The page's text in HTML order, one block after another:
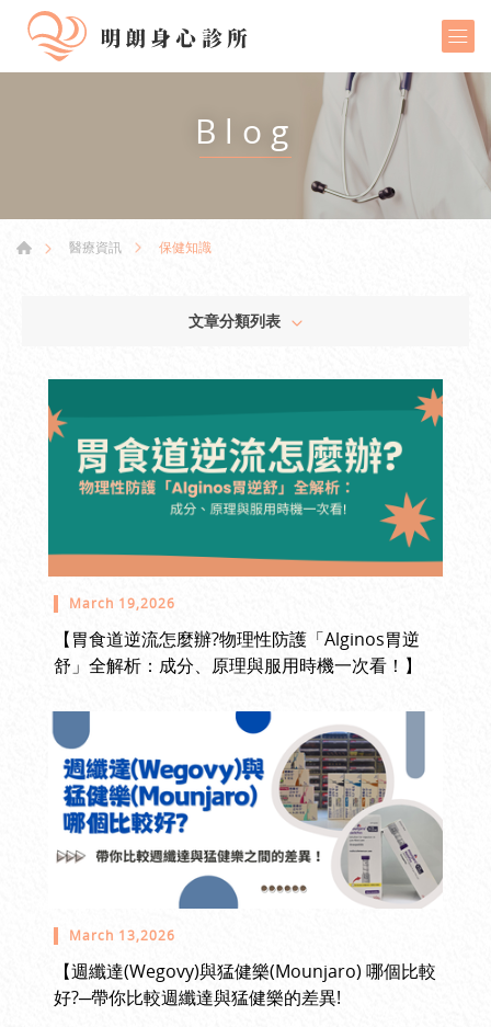
Blog
醫療資訊 保健知識
文章分類列表
March 19,2026
【胃食道逆流怎麼辦?物理性防護「Alginos胃逆
舒」全解析：成分、原理與服用時機一次看！】
March 13,2026
【週纖達(Wegovy)與猛健樂(Mounjaro) 哪個比較
好?─帶你比較週纖達與猛健樂的差異!